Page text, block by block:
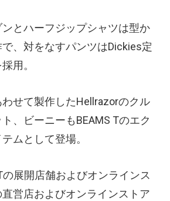
とハーフジップシャツは型か
、対をなすパンツはDickies定
用。
せて製作したHellrazorのクル
、ビーニーもBEAMS Tのエク
ムとして登場。
の展開店舗およびオンラインス
直営店およびオンラインストア